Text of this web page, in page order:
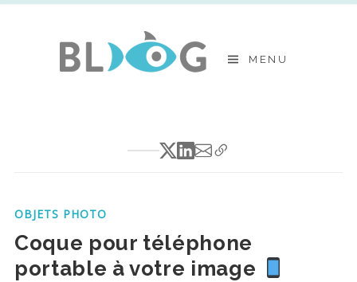
MENU
OBJETS PHOTO
Coque pour téléphone
portable à votre image